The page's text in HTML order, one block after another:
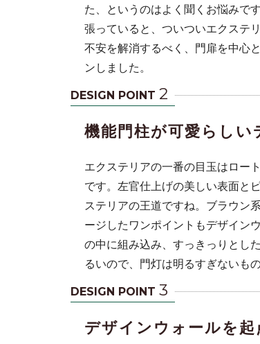
た、というのはよく聞くお悩みで
張っていると、ついついエクステ
不安を解消するべく、門扉を中心
ンしました。
DESIGN POINT 2
機能門柱が可愛らし
エクステリアの一番の目玉はロー
です。左官仕上げの美しい表面と
ステリアの王道ですね。ブラウン
ージしたワンポイントもデザイン
の中に組み込み、すっきっりとし
るいので、門灯は明るすぎないも
DESIGN POINT 3
デザインウォールを